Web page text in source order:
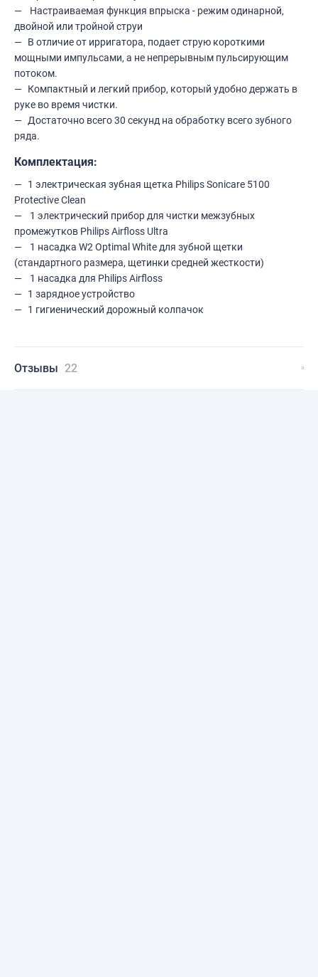
Настраиваемая функция впрыска - режим одинарной,
двойной или тройной струи
В отличие от ирригатора, подает струю короткими
мощными импульсами, а не непрерывным пульсирующим
потоком.
Компактный и легкий прибор, который удобно держать в
руке во время чистки.
Достаточно всего 30 секунд на обработку всего зубного
ряда.
Комплектация:
1 электрическая зубная щетка Philips Sonicare 5100
Protective Clean
1 электрический прибор для чистки межзубных
промежутков Philips Airfloss Ultra
1 насадка W2 Optimal White для зубной щетки
(стандартного размера, щетинки средней жесткости)
1 насадка для Philips Airfloss
1 зарядное устройство
1 гигиенический дорожный колпачок
Отзывы 22